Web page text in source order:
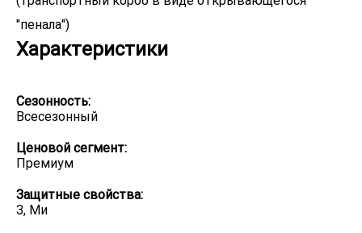
"пенала")
Характеристики
Сезонность:
Всесезонный
Ценовой сегмент:
Премиум
Защитные свойства:
З, Ми